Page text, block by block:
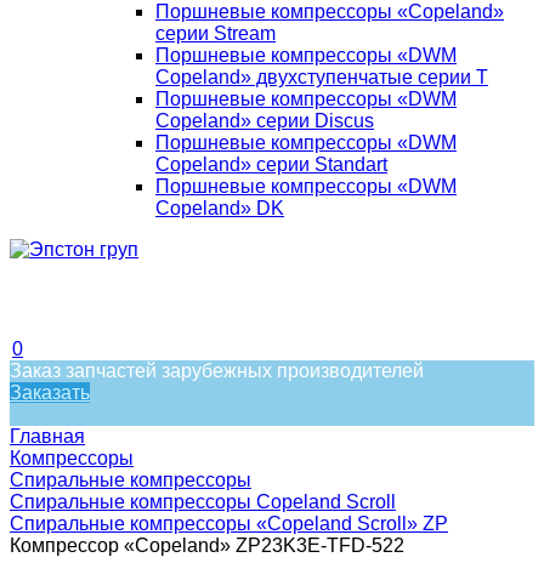
Поршневые компрессоры «Copeland»
серии Stream
Поршневые компрессоры «DWM
Copeland» двухступенчатые серии T
Поршневые компрессоры «DWM
Copeland» серии Discus
Поршневые компрессоры «DWM
Copeland» серии Standart
Поршневые компрессоры «DWM
Copeland» DK
0
Заказ запчастей зарубежных производителей
Заказать
Главная
Компрессоры
Спиральные компрессоры
Спиральные компрессоры Copeland Scroll
Спиральные компрессоры «Copeland Scroll» ZP
Компрессор «Copeland» ZP23K3E-TFD-522